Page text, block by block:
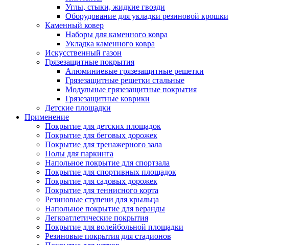
Углы, стыки, жидкие гвозди
Оборудование для укладки резиновой крошки
Каменный ковер
Наборы для каменного ковра
Укладка каменного ковра
Искусственный газон
Грязезащитные покрытия
Алюминиевые грязезащитные решетки
Грязезащитные решетки стальные
Модульные грязезащитные покрытия
Грязезащитные коврики
Детские площадки
Применение
Покрытие для детских площадок
Покрытие для беговых дорожек
Покрытие для тренажерного зала
Полы для паркинга
Напольное покрытие для спортзала
Покрытие для спортивных площадок
Покрытие для садовых дорожек
Покрытие для теннисного корта
Резиновые ступени для крыльца
Напольное покрытие для веранды
Легкоатлетические покрытия
Покрытие для волейбольной площадки
Резиновые покрытия для стадионов